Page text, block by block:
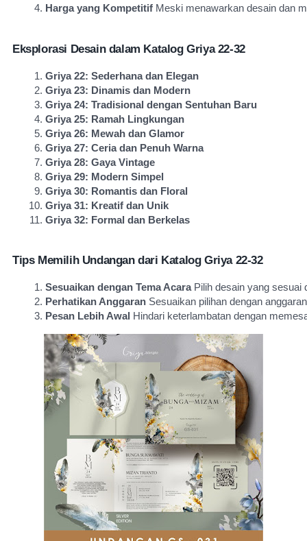
Harga yang Kompetitif Meski menawarkan desain dan
Eksplorasi Desain dalam Katalog Griya 22-32
Griya 22: Sederhana dan Elegan
Griya 23: Dinamis dan Modern
Griya 24: Tradisional dengan Sentuhan Baru
Griya 25: Ramah Lingkungan
Griya 26: Mewah dan Glamor
Griya 27: Ceria dan Penuh Warna
Griya 28: Gaya Vintage
Griya 29: Modern Simpel
Griya 30: Romantis dan Floral
Griya 31: Kreatif dan Unik
Griya 32: Formal dan Berkelas
Tips Memilih Undangan dari Katalog Griya 22-32
Sesuaikan dengan Tema Acara Pilih desain yang sesuai
Perhatikan Anggaran Sesuaikan pilihan dengan
Pesan Lebih Awal Hindari keterlambatan dengan